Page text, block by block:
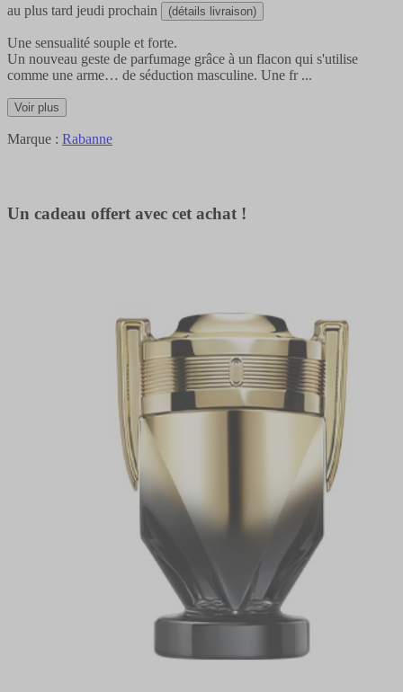
au plus tard jeudi prochain (détails livraison)
Une sensualité souple et forte.
Un nouveau geste de parfumage grâce à un flacon qui s'utilise
comme une arme… de séduction masculine. Une fr ...
Voir plus
Marque : Rabanne
Un cadeau offert avec cet achat !